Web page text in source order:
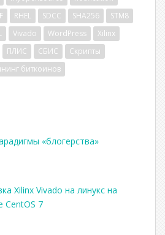
RHEL SDCC SHA256
STM8
Vivado WordPress
Xilinx
ПЛИС СБИС
Скрипты
биткоинов
«блогерства»
Xilinx Vivado на линукс на
CentOS 7